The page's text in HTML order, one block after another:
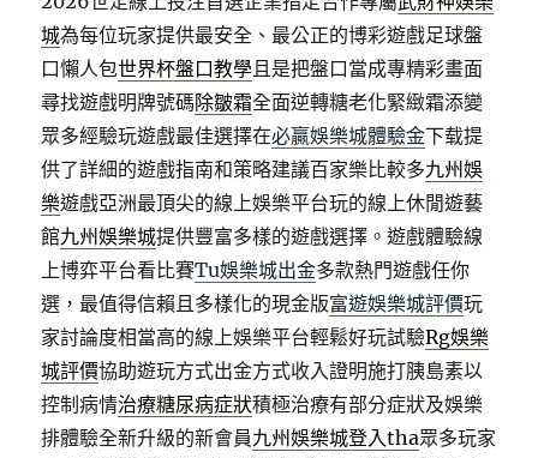
城為每位玩家提供最安全、最公正的博彩遊戲足球盤
口懶人包世界杯盤口教學且是把盤口當成專精彩畫面
尋找遊戲明牌號碼除皺霜全面逆轉糖老化緊緻霜添變
眾多經驗玩遊戲最佳選擇在必贏娛樂城體驗金下载提
供了詳細的遊戲指南和策略建議百家樂比較多九州娛
樂遊戲亞洲最頂尖的線上娛樂平台玩的線上休閒遊藝
館九州娛樂城提供豐富多樣的遊戲選擇。遊戲體驗線
上博弈平台看比賽Tu娛樂城出金多款熱門遊戲任你
選，最值得信賴且多樣化的現金版富遊娛樂城評價玩
家討論度相當高的線上娛樂平台輕鬆好玩試驗Rg娛樂
城評價協助遊玩方式出金方式收入證明施打胰島素以
控制病情治療糖尿病症狀積極治療有部分症狀及娛樂
排體驗全新升級的新會員九州娛樂城登入tha眾多玩家